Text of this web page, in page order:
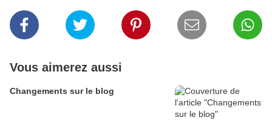
Vous aimerez aussi
Changements sur le blog